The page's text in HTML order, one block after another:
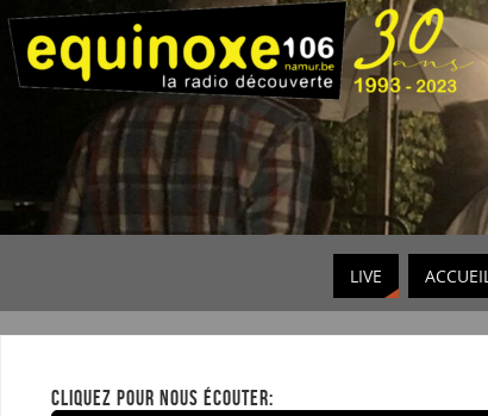
LIVE
CLIQUEZ POUR NOUS ÉCOUTER: